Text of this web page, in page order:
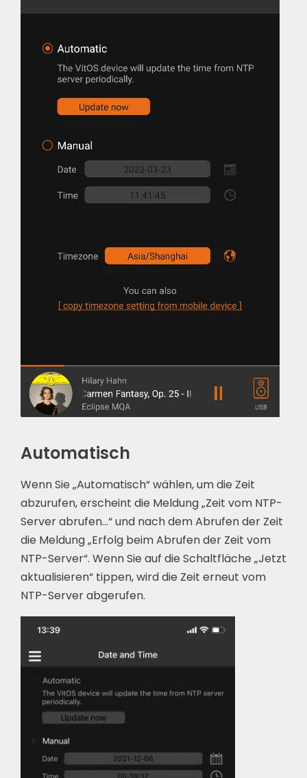
Automatisch
Wenn Sie „Automatisch“ wählen, um die Zeit
abzurufen, erscheint die Meldung „Zeit vom NTP-
Server abrufen…“ und nach dem Abrufen der Zeit
die Meldung „Erfolg beim Abrufen der Zeit vom
NTP-Server“. Wenn Sie auf die Schaltfläche „Jetzt
aktualisieren“ tippen, wird die Zeit erneut vom
NTP-Server abgerufen.